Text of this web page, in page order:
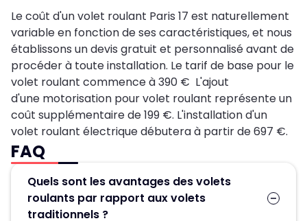
Le coût d'un volet roulant Paris 17 est naturellement
variable en fonction de ses caractéristiques, et nous
établissons un devis gratuit et personnalisé avant de
procéder à toute installation. Le tarif de base pour le
volet roulant commence à 390 € L'ajout
d'une motorisation pour volet roulant représente un
coût supplémentaire de 199 €. L'installation d'un
volet roulant électrique débutera à partir de 697 €.
FAQ
Quels sont les avantages des volets
roulants par rapport aux volets
traditionnels ?